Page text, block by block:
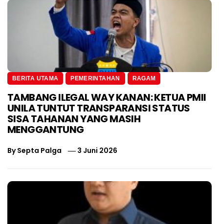
BERITA UTAMA PEMERINTAHAN RAGAM
TAMBANG ILEGAL WAY KANAN: KETUA PMII
UNILA TUNTUT TRANSPARANSI STATUS
SISA TAHANAN YANG MASIH
MENGGANTUNG
BySepta Palga 3 Juni 2026